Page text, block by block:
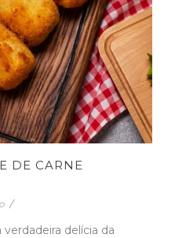
DE CARNE
/
delícia da